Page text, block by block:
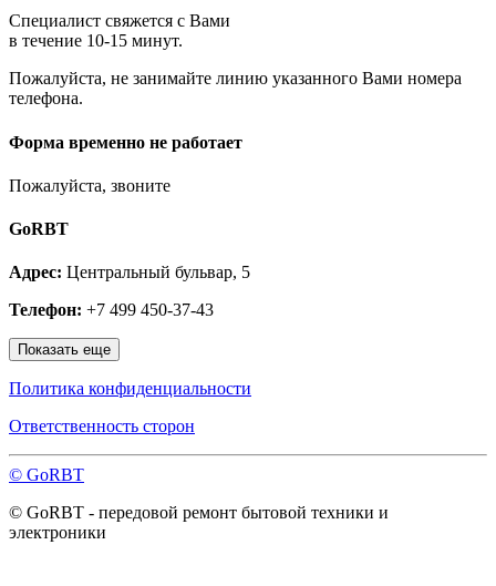
Краснознаменск
Кубинка
Ликино-Дулёво
Лобня
Луховицы
Люберцы
Малаховка
Можайск
Москва и МО
Наро-Фоминск
Ногинск
Одинцово
Ожерелье
Орехово-Зуево
Пересвет
Подольск
Протвино
Пущино
Раменское
Специалист свяжется с Вами
в течение 10-15 минут.
Пожалуйста, не занимайте линию указанного Вами номера
телефона.
Форма временно не работает
Пожалуйста, звоните
GoRBT
Адрес: Центральный бульвар, 5
Телефон: +7 499 450-37-43
Показать еще
Политика конфиденциальности
Ответственность сторон
© GoRBT
© GoRBT - передовой ремонт бытовой техники и
электроники